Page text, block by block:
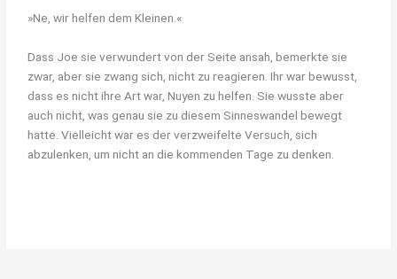
»Ne, wir helfen dem Kleinen.«
Dass Joe sie verwundert von der Seite ansah, bemerkte sie
zwar, aber sie zwang sich, nicht zu reagieren. Ihr war bewusst,
dass es nicht ihre Art war, Nuyen zu helfen. Sie wusste aber
auch nicht, was genau sie zu diesem Sinneswandel bewegt
hatte. Vielleicht war es der verzweifelte Versuch, sich
abzulenken, um nicht an die kommenden Tage zu denken.